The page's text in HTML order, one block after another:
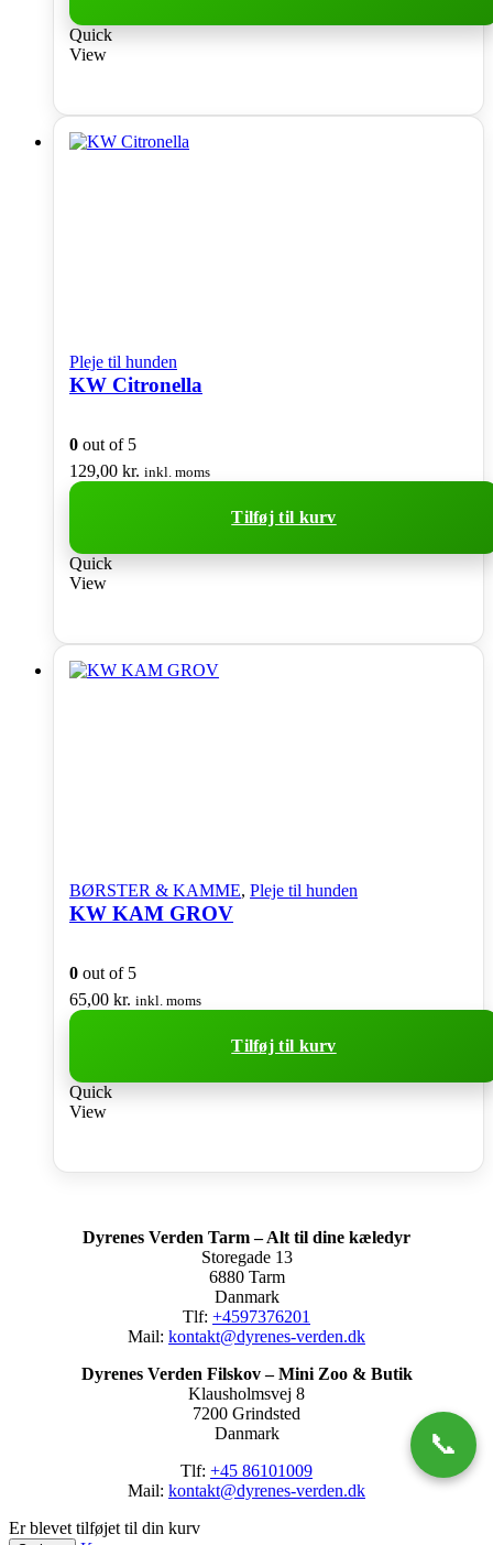
Quick
View
Pleje til hunden
KW Citronella
0 out of 5
129,00 kr. inkl. moms
Tilføj til kurv
Quick
View
BØRSTER & KAMME, Pleje til hunden
KW KAM GROV
0 out of 5
65,00 kr. inkl. moms
Tilføj til kurv
Quick
View
Dyrenes Verden Tarm – Alt til dine kæledyr
Storegade 13
6880 Tarm
Danmark
Tlf: +4597376201
Mail: kontakt@dyrenes-verden.dk
Dyrenes Verden Filskov – Mini Zoo & Butik
Klausholmsvej 8
7200 Grindsted
Danmark
Tlf: +45 86101009
Mail: kontakt@dyrenes-verden.dk
Er blevet tilføjet til din kurv
📞